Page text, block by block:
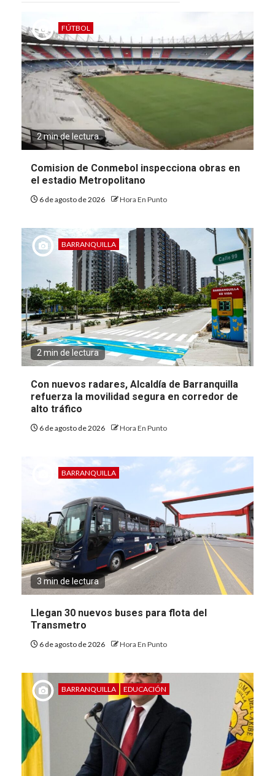
FÚTBOL
2 min de lectura
Comision de Conmebol inspecciona obras en
el estadio Metropolitano
6 de agosto de 2026 Hora En Punto
BARRANQUILLA
2 min de lectura
Con nuevos radares, Alcaldía de Barranquilla
refuerza la movilidad segura en corredor de
alto tráfico
6 de agosto de 2026 Hora En Punto
BARRANQUILLA
3 min de lectura
Llegan 30 nuevos buses para flota del
Transmetro
6 de agosto de 2026 Hora En Punto
BARRANQUILLA EDUCACIÓN